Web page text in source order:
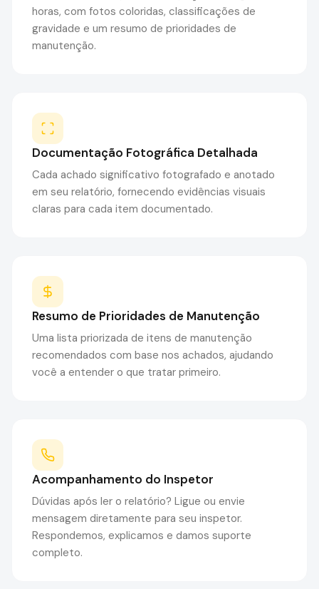
horas, com fotos coloridas, classificações de
gravidade e um resumo de prioridades de
manutenção.
Documentação Fotográfica Detalhada
Cada achado significativo fotografado e anotado
em seu relatório, fornecendo evidências visuais
claras para cada item documentado.
Resumo de Prioridades de Manutenção
Uma lista priorizada de itens de manutenção
recomendados com base nos achados, ajudando
você a entender o que tratar primeiro.
Acompanhamento do Inspetor
Dúvidas após ler o relatório? Ligue ou envie
mensagem diretamente para seu inspetor.
Respondemos, explicamos e damos suporte
completo.